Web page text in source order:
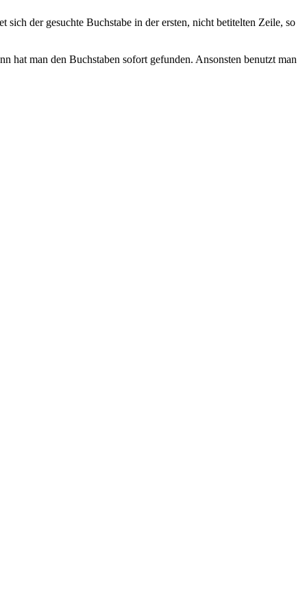
der gesuchte Buchstabe in der ersten, nicht betitelten Zeile, so
hat man den Buchstaben sofort gefunden. Ansonsten benutzt man